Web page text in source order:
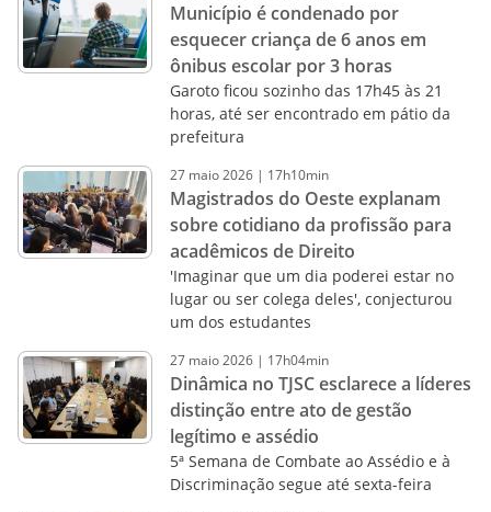
Município é condenado por
esquecer criança de 6 anos em
ônibus escolar por 3 horas
Garoto ficou sozinho das 17h45 às 21
horas, até ser encontrado em pátio da
prefeitura
27 maio2026 | 17h10min
Magistrados do Oeste explanam
sobre cotidiano da profissão para
acadêmicos de Direito
'Imaginar que um dia poderei estar no
lugar ou ser colega deles', conjecturou
um dos estudantes
27 maio2026 | 17h04min
Dinâmica no TJSC esclarece a líderes
distinção entre ato de gestão
legítimo e assédio
5ª Semana de Combate ao Assédio e à
Discriminação segue até sexta-feira